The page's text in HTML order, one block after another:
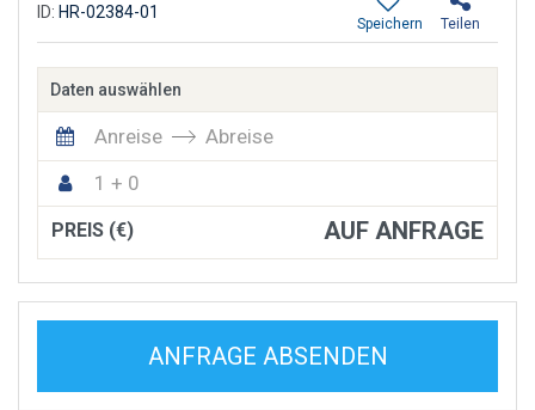
ID: HR-02384-01
Teilen
Speichern
Daten auswählen
Anreise
Abreise
1 + 0
PREIS (€) AUF ANFRAGE
ANFRAGE ABSENDEN